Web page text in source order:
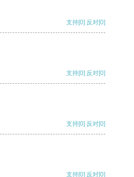
支持[0] 反对[0]
支持[0] 反对[0]
支持[0] 反对[0]
支持[0] 反对[0]